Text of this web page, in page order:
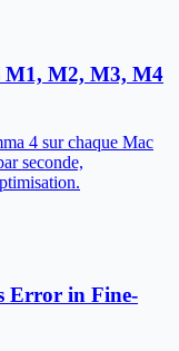
M1, M2, M3, M4
4 sur chaque Mac
seconde,
Error in Fine-